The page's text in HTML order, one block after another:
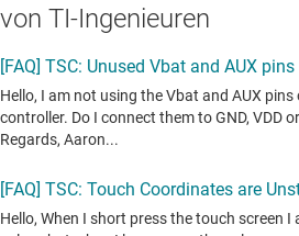
von TI-Ingenieuren